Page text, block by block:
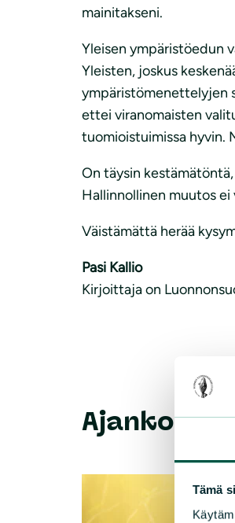
Tämä
mainitakseni.
Yleisen ympäristöedun
Yleisten, joskus
ympäristömenettelyjen
ettei viranomaisten
tuomioistuimissa hyvin.
On täysin
Hallinnollinen muutos ei
Väistämättä herää
Pasi Kallio
Kirjoittaja on